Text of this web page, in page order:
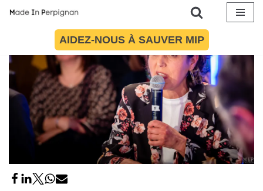
contenu
AIDEZ-NOUS À SAUVER MIP